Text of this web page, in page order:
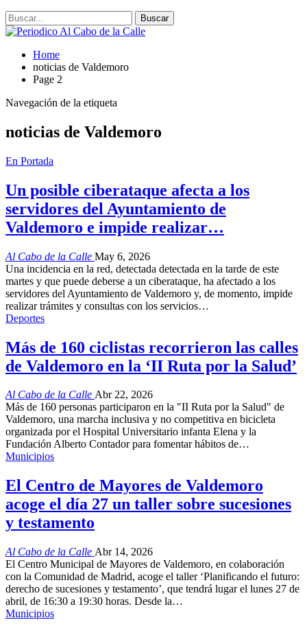
Home
noticias de Valdemoro
Page 2
Navegación de la etiqueta
noticias de Valdemoro
En Portada
Un posible ciberataque afecta a los
servidores del Ayuntamiento de
Valdemoro e impide realizar…
Al Cabo de la Calle May 6, 2026
Una incidencia en la red, detectada detectada en la tarde de este
martes y que puede deberse a un ciberataque, ha afectado a los
servidores del Ayuntamiento de Valdemoro y, de momento, impide
realizar trámites y consultas con los servicios…
Deportes
Más de 160 ciclistas recorrieron las calles
de Valdemoro en la ‘II Ruta por la Salud’
Al Cabo de la Calle Abr 22, 2026
Más de 160 personas participaron en la "II Ruta por la Salud" de
Valdemoro, una marcha inclusiva y no competitiva en bicicleta
organizada por el Hospital Universitario infanta Elena y la
Fundación Alberto Contador para fomentar hábitos de…
Municipios
El Centro de Mayores de Valdemoro
acoge el día 27 un taller sobre sucesiones
y testamento
Al Cabo de la Calle Abr 14, 2026
El Centro Municipal de Mayores de Valdemoro, en colaboración
con la Comunidad de Madrid, acoge el taller ‘Planificando el futuro:
derecho de sucesiones y testamento’, que tendrá lugar el lunes 27 de
abril, de 16:30 a 19:30 horas. Desde la…
Municipios